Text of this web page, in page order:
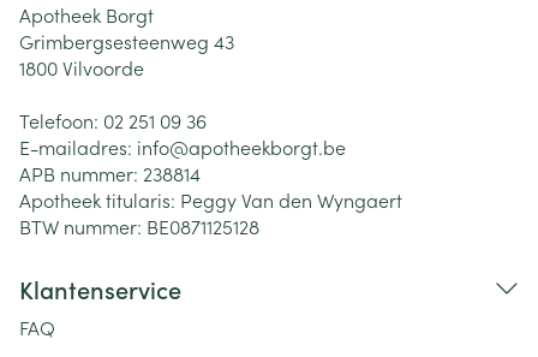
Apotheek Borgt
Grimbergsesteenweg 43
1800Vilvoorde
Telefoon: 02 251 09 36
E-mailadres: info@apotheekborgt.be
APB nummer: 238814
Apotheek titularis: Peggy Van den Wyngaert
BTW nummer: BE0871125128
Klantenservice
FAQ